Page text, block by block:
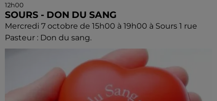
12h00
SOURS - DON DU SANG
Mercredi 7 octobre de 15h00 à 19h00 à Sours 1 rue
Pasteur : Don du sang.